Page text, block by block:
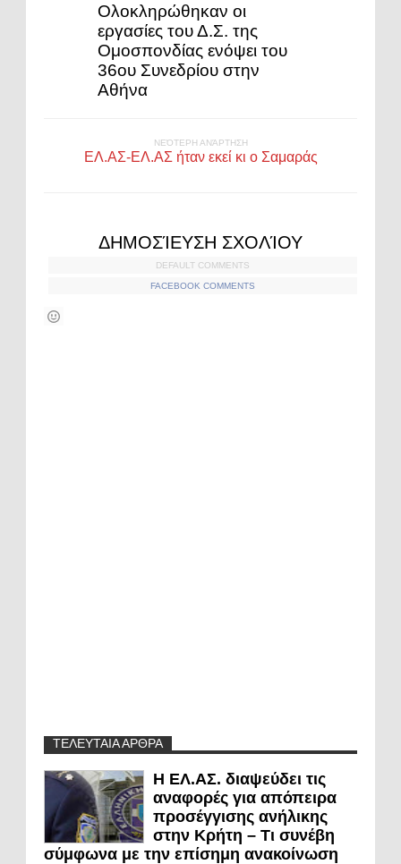
Ολοκληρώθηκαν οι
εργασίες του Δ.Σ. της
Ομοσπονδίας ενόψει του
36ου Συνεδρίου στην
Αθήνα
ΝΕΌΤΕΡΗ ΑΝΆΡΤΗΣΗ
ΕΛ.ΑΣ-ΕΛ.ΑΣ ήταν εκεί κι ο Σαμαράς
ΔΗΜΟΣΊΕΥΣΗ ΣΧΟΛΊΟΥ
DEFAULT COMMENTS
FACEBOOK COMMENTS
ΤΕΛΕΥΤΑΙΑ ΑΡΘΡΑ
Η ΕΛ.ΑΣ. διαψεύδει τις
αναφορές για απόπειρα
προσέγγισης ανήλικης
στην Κρήτη – Τι συνέβη
σύμφωνα με την επίσημη ανακοίνωση